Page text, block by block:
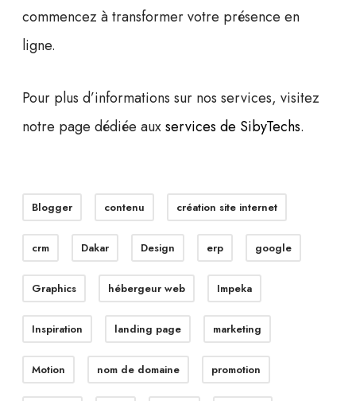
commencez à transformer votre présence en
ligne.
Pour plus d’informations sur nos services, visitez
notre page dédiée auxservices de SibyTechs.
Blogger contenu création site internet
crm Dakar Design erp google
Graphics hébergeur web Impeka
Inspiration landing page marketing
Motion nom de domaine promotion